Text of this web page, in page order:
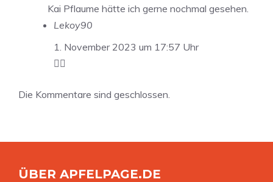
Kai Pflaume hätte ich gerne nochmal gesehen.
Lekoy90
1. November 2023 um 17:57 Uhr
🤷‍♂️
Die Kommentare sind geschlossen.
ÜBER APFELPAGE.DE